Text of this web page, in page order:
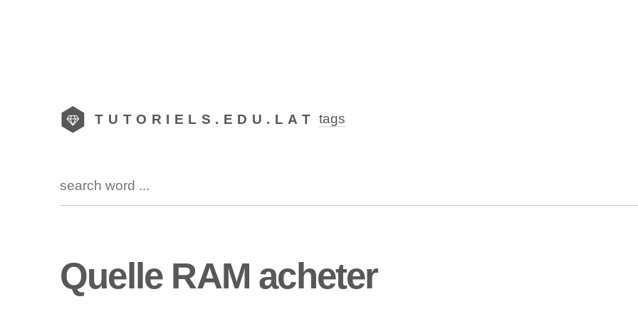
TUTORIELS.EDU.LAT tags
Quelle RAM acheter